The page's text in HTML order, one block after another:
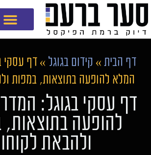
דף הבית » קידום בגוגל »דף עסקי
המלא להופעה בתוצאות, במפות
דף עסקי בגוגל:
להופעה בתוצאות,
ולהבאת